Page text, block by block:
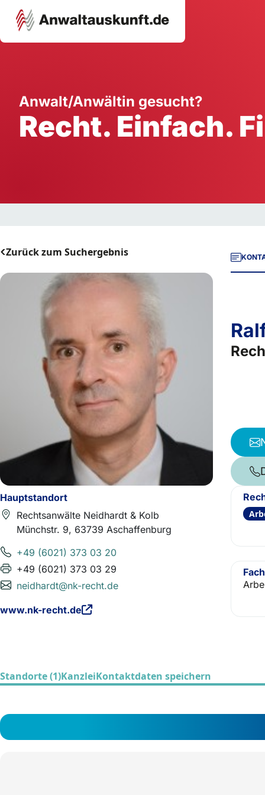
Ausbildung
Handwerk
Dienstleistung
Anwalt/Anwältin gesucht?
Recht. Einfach.
Zurück zum Suchergebnis
Hauptstandort
Rechtsanwälte Neidhardt & Kolb
Münchstr. 9, 63739 Aschaffenburg
+49 (6021) 373 03 20
+49 (6021) 373 03 29
neidhardt@nk-recht.de
www.nk-recht.de
Standorte (1)KanzleiKontaktdaten speichern